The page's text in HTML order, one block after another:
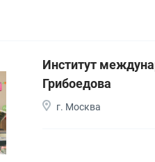
Институт
Грибоедова
г. Москва